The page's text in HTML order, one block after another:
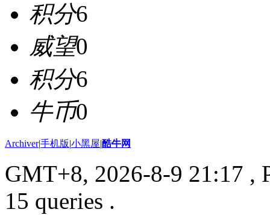
积分6
威望0
积分6
牛币0
Archiver|手机版|小黑屋|酷牛网
GMT+8, 2026-8-9 21:17 ,
15 queries .